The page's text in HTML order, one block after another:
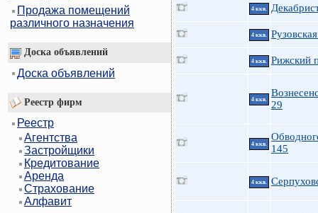
Продажа помещений
различного назначения
Доска объявлений
Доска объявлений
Реестр фирм
Реестр
Агентства
Застройщики
Кредитование
Аренда
Страхование
Алфавит
4 ккв.
4 ккв.
4 ккв. Рижский
4 ккв.
29
4 ккв.
145
4 ккв.